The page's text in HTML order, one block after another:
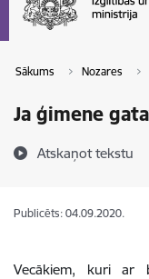
Sākums Nozares
Ja ģimene
Atskaņot tekstu
Publicēts: 04.09.2020.
Vecākiem, kuri ar